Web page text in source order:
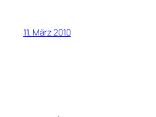
11. März 2010